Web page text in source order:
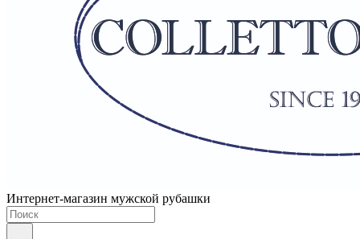
Интернет-магазин мужской рубашки